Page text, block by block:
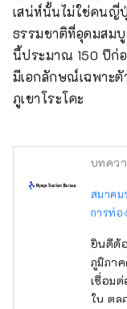
เสน่ห์นั้นไม่ใช่คนญี่
ธรรมชาติที่อุดมสม
นี้ประมาณ 150 ปีก่
มีเอกลักษณ์เฉพาะตั
ภูเขาโระโคะ
บทคว
สมาคม
การท่อ
ยินดีต้
ภูมิภา
เชื่อมต่
ใน ตลอ